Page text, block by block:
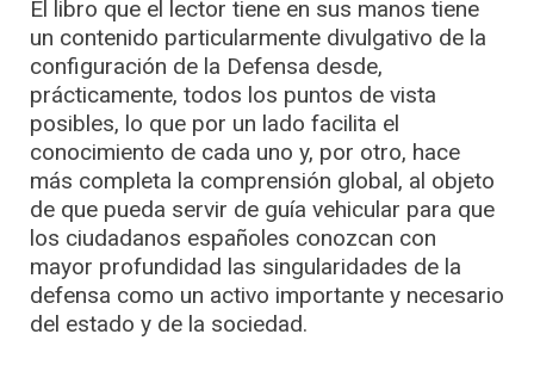
El libro que el lector tiene en sus manos tiene
un contenido particularmente divulgativo de la
configuración de la Defensa desde,
prácticamente, todos los puntos de vista
posibles, lo que por un lado facilita el
conocimiento de cada uno y, por otro, hace
más completa la comprensión global, al objeto
de que pueda servir de guía vehicular para que
los ciudadanos españoles conozcan con
mayor profundidad las singularidades de la
defensa como un activo importante y necesario
del estado y de la sociedad.